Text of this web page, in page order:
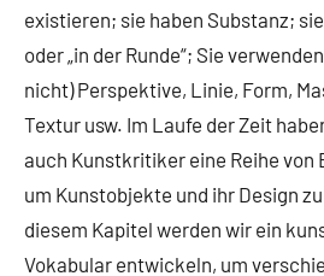
existieren; sie haben Substanz;
oder „in der Runde“; Sie
nicht) Perspektive, Linie, Form,
Textur usw. Im Laufe der Zeit
auch Kunstkritiker eine Reihe
um Kunstobjekte und ihr Design
diesem Kapitel werden wir ein
Vokabular entwickeln, um